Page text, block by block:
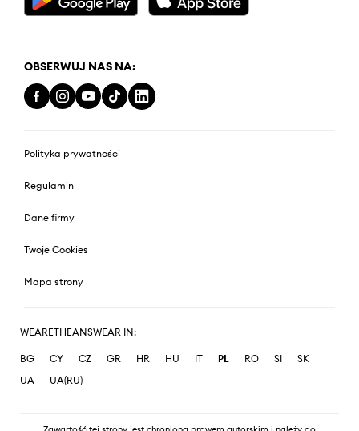
OBSERWUJ NAS NA:
Polityka prywatności
Regulamin
Dane firmy
Twoje Cookies
Mapa strony
WEARETHEANSWEAR IN:
BG CY CZ GR HR HU IT PL RO SI
SK
UA
UA(RU)